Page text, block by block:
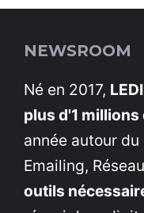
NEWSROOM
Né en 2017,
plus d'1
année autour du
Emailing,
outils